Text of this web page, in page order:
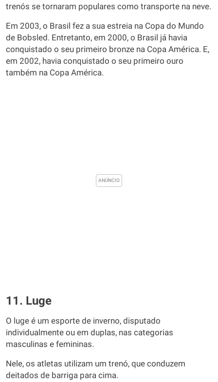
trenós se tornaram populares como transporte na neve.
Em 2003, o Brasil fez a sua estreia na Copa do Mundo
de Bobsled. Entretanto, em 2000, o Brasil já havia
conquistado o seu primeiro bronze na Copa América. E,
em 2002, havia conquistado o seu primeiro ouro
também na Copa América.
11. Luge
O luge é um esporte de inverno, disputado
individualmente ou em duplas, nas categorias
masculinas e femininas.
Nele, os atletas utilizam um trenó, que conduzem
deitados de barriga para cima.